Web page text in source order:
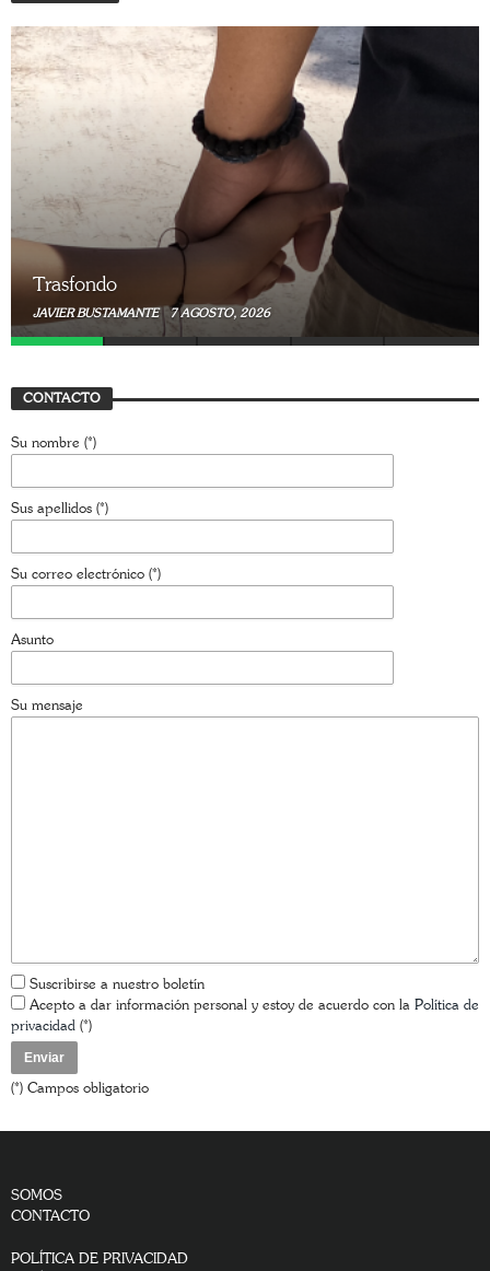
Trasfondo
JAVIER BUSTAMANTE 7 AGOSTO, 2026
CONTACTO
Su nombre (*)
Sus apellidos (*)
Su correo electrónico (*)
Asunto
Su mensaje
Suscribirse a nuestro boletín
Acepto a dar información personal y estoy de acuerdo con la Política de
privacidad (*)
(*) Campos obligatorio
SOMOS
CONTACTO
POLÍTICA DE PRIVACIDAD